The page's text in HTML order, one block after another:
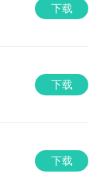
下载
下载
下载